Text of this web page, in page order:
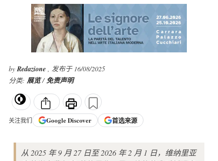
byRedazione , 发布于 16/08/2025
分类: 展览/免责声明
关注我们 GoogleDiscover 首选来源
从 2025 年 9 月 27 日至 2026 年 2 月 1 日，维纳里亚